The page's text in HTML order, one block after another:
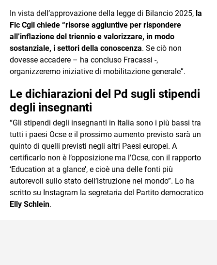
In vista dell’approvazione della legge di Bilancio 2025, la
Flc Cgil chiede “risorse aggiuntive per rispondere
all’inflazione del triennio e valorizzare, in modo
sostanziale, i settori della conoscenza. Se ciò non
dovesse accadere – ha concluso Fracassi -,
organizzeremo iniziative di mobilitazione generale”.
Le dichiarazioni del Pd sugli stipendi
degli insegnanti
“Gli stipendi degli insegnanti in Italia sono i più bassi tra
tutti i paesi Ocse e il prossimo aumento previsto sarà un
quinto di quelli previsti negli altri Paesi europei. A
certificarlo non è l’opposizione ma l’Ocse, con il rapporto
‘Education at a glance’, e cioè una delle fonti più
autorevoli sullo stato dell’istruzione nel mondo”. Lo ha
scritto su Instagram la segretaria del Partito democratico
Elly Schlein.